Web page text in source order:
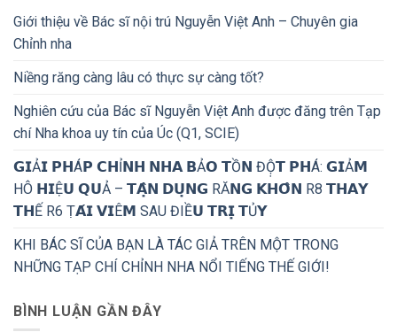
Giới thiệu về Bác sĩ nội trú Nguyễn Việt Anh – Chuyên gia
Chỉnh nha
Niềng răng càng lâu có thực sự càng tốt?
Nghiên cứu của Bác sĩ Nguyễn Việt Anh được đăng trên Tạp
chí Nha khoa uy tín của Úc (Q1, SCIE)
𝗚𝗜Ả𝗜 𝗣𝗛Á𝗣 𝗖𝗛Ỉ𝗡𝗛 𝗡𝗛𝗔 𝗕Ả𝗢 𝗧Ồ𝗡 ĐỘ̣𝗧 𝗣𝗛Á: 𝗚𝗜Ả𝗠
HÔ 𝗛𝗜Ệ𝗨 𝗤𝗨Ả – 𝗧𝗔̣̂𝗡 𝗗𝗨̣𝗡𝗚 RĂ𝗡𝗚 𝗞𝗛𝗢̂𝗡 R8 𝗧𝗛𝗔𝗬
𝗧𝗛Ế R6 Ṭ𝗔́𝗜 𝗩𝗜Ê𝗠 SAU ĐIỀ𝗨 𝗧𝗥𝗜̣ 𝗧Ủ𝗬
KHI BÁC SĨ CỦA BẠN LÀ TÁC GIẢ TRÊN MỘT TRONG
NHỮNG TẠP CHÍ CHỈNH NHA NỔI TIẾNG THẾ GIỚI!
BÌNH LUẬN GẦN ĐÂY